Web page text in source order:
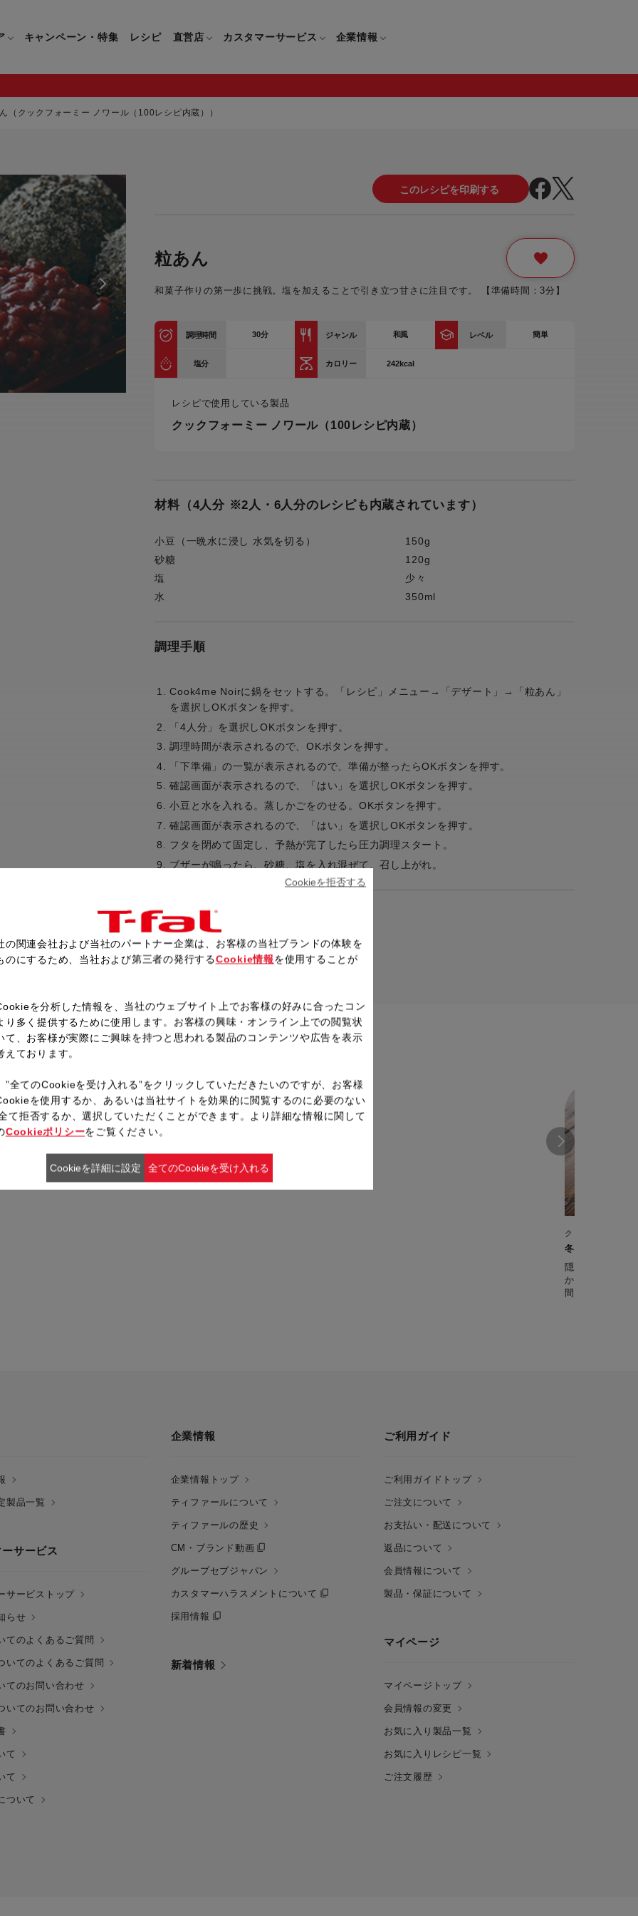
ン・鍋
パン・鍋
ライパン・鍋
ル
すべてのキッチン用品
キッチンナイフ(包丁)
マルチみじん切り器
保存容器
ドリンクウェア
キッチンツール
カトラリー
すべてのアイロン・衣類スチーマー
衣類スチーマー専用タイプ(1way)
スチームアイロン
フードプロセッサー
トースター
電気圧力鍋
生活家電
終売製品一覧
すべてのキッチン用品一覧
キッチンナイフ(包丁)一覧
マルチみじん切り器一覧
保存容器一覧
ドリンクウェア一覧
キッチンツール一覧
カトラリー一覧
炊飯器一覧
すべてのアイロン・衣類スチーマー
衣類スチーマーアイロン兼用タイプ
衣類スチーマー専用タイプ(1way)一
ハンドブレンダー一覧
フードプロセッサー一覧
トースター一覧
電気圧力鍋一覧
生活家電一覧
ギフト・プレゼント特集
キャンペーン・特集 レシピ 直営店
直営店限定製品一覧
カスタマーサービス
製品についてのよくあるご質問
ご購入についてのよくあるご質問
ティファール会員に関するよくある
ご質問
保証について
企業情報
ティファールについて
ティファールの歴史
CM・ブランド動画
グループセブジャパン
カスタマーハラスメント
採用情報
（クックフォーミー ノワール（100レシピ内蔵））
粒あん
和菓子作りの第一歩に挑戦。塩を加えることで引き立つ甘さに注目です。 【準備時間：3分】
調理時間 30分 ジャンル 和風 レベル 簡単
塩分 カロリー 242kcal
レシピで使用している製品
クックフォーミー ノワール（100レシピ内蔵）
材料（4人分 ※2人・6人分のレシピも内蔵されています）
小豆（一晩水に浸し 水気を切る）
150g
砂糖
120g
塩
少々
水
350ml
調理手順
Cook4me Noirに鍋をセットする。「レシピ」メニュー→「デザート」→「粒あん」
を選択しOKボタンを押す。
「4人分」を選択しOKボタンを押す。
調理時間が表示されるので、OKボタンを押す。
「下準備」の一覧が表示されるので、準備が整ったらOKボタンを押す。
確認画面が表示されるので、「はい」を選択しOKボタンを押す。
小豆と水を入れる。蒸しかごをのせる。OKボタンを押す。
確認画面が表示されるので、「はい」を選択しOKボタンを押す。
フタを閉めて固定し、予熱が完了したら圧力調理スタート。
ブザーが鳴ったら、砂糖、塩を入れ混ぜて、召し上がれ。
レシピ一覧へ戻る
クックフォーミー
冬野菜の肉だん
隠し味のおろし
かぽか。栄養満点
間：15分】
製品一覧
サービス
サービストップ
らせ
てのよくあるご質問
いてのよくあるご質問
てのお問い合わせ
いてのお問い合わせ
て
て
ついて
企業情報
企業情報トップ
ティファールについて
ティファールの歴史
CM・ブランド動画
グループセブジャパン
カスタマーハラスメントについて
採用情報
新着情報
ご利用ガイド
ご利用ガイドトップ
ご注文について
お支払い・配送について
返品について
会員情報について
製品・保証について
マイページ
マイページトップ
会員情報の変更
お気に入り製品一覧
お気に入りレシピ一覧
ご注文履歴
の関連会社および当社のパートナー企業は、お客様の当社ブランドの体験を
のにするため、当社および第三者の発行するCookie情報 を使用することが
を分析した情報を、当社のウェブサイト上でお客様の好みに合ったコン
り多く提供するために使用します。お客様の興味・オンライン上での閲覧状
て、お客様が実際にご興味を持つと思われる製品のコンテンツや広告を表示
えております。
”全てのCookieを受け入れる”をクリックしていただきたいのですが、お客様
を使用するか、あるいは当社サイトを効果的に閲覧するのに必要のない
て拒否するか、選択していただくことができます。より詳細な情報に関して
Cookieポリシーをご覧ください。
Cookieを拒否する
Cookieを詳細に設定 全てのCookieを受け入れる